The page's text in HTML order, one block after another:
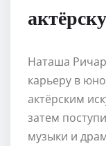
Наташа
карьеру в
актёрским
затем
музыки и